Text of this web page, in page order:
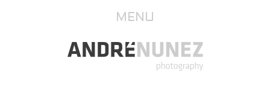
MENU